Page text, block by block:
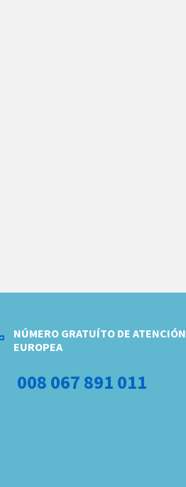
NÚMERO GRATUÍTO DE ATENCIÓN
EUROPEA
008 067 891 011